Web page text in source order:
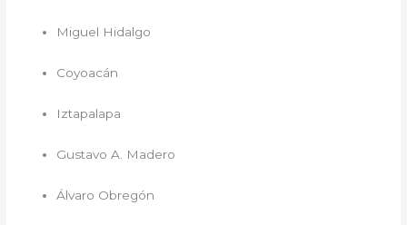
Miguel Hidalgo
Coyoacán
Iztapalapa
Gustavo A. Madero
Álvaro Obregón